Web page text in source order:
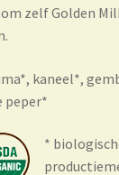
zelf Golden
kaneel*,
peper*
*